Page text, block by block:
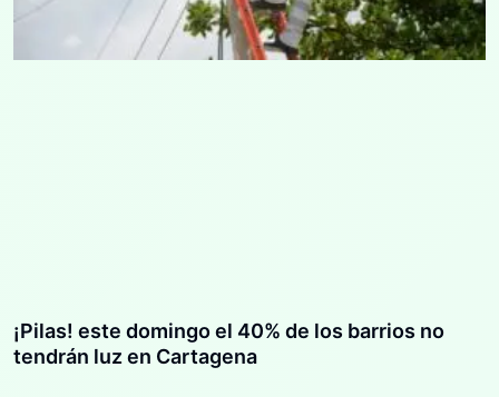
¡Pilas! este domingo el 40% de los barrios no
tendrán luz en Cartagena